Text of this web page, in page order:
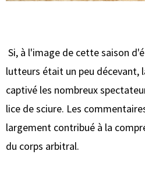
Si, à l'image de cette saison
lutteurs était un peu décevant,
captivé les nombreux
lice de sciure. Les
largement contribué à la
du corps arbitral.